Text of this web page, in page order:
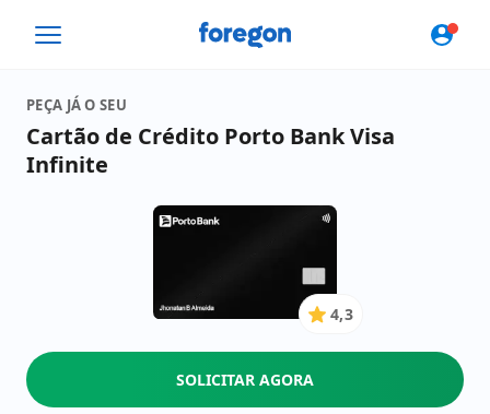
Foregon.com
PEÇA JÁ O SEU
Cartão de Crédito Porto Bank Visa
Infinite
4.3
de
5
4,3
SOLICITAR AGORA